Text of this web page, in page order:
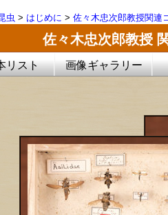
虫 > はじめに > 佐々木忠次郎教授関連
佐々木忠次郎教授
リスト 画像ギャラリー